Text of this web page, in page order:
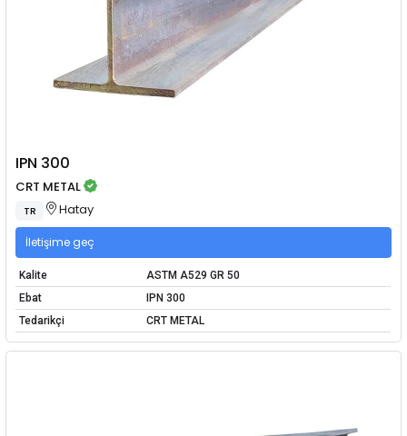
IPN 300
CRT METAL
TR Hatay
İletişime geç
Kalite
ASTM A529 GR 50
Ebat
IPN 300
Tedarikçi
CRT METAL